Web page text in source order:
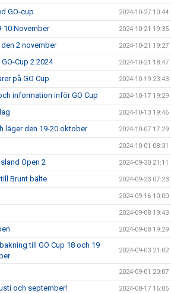
GO-cup 2024-10-27 10:44
10 November 2024-10-21 19:35
2 november 2024-10-21 19:27
Cup 2 2024 2024-10-21 18:47
på GO Cup 2024-10-19 23:43
information inför GO Cup 2024-10-17 19:29
2024-10-13 19:46
läger den 19-20 oktober 2024-10-07 17:29
2024-10-01 08:31
Open 2 2024-09-30 21:11
Brunt bälte 2024-09-23 07:23
2024-09-16 10:00
2024-09-08 19:43
2024-09-08 19:29
till GO Cup 18 och 19
2024-09-03 21:02
2024-09-01 20:07
och september! 2024-08-17 16:05